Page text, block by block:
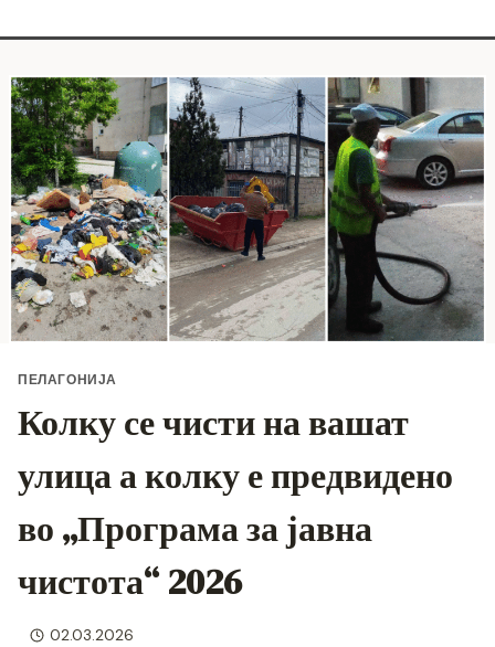
ПЕЛАГОНИЈА
Колку се чисти на вашат
улица а колку е предвидено
во „Програма за јавна
чистота“ 2026
02.03.2026